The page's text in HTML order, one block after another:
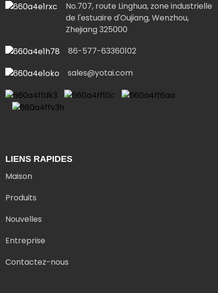
No.707, route Linghua, zone industrielle
de l'estuaire d'Oujiang, Wenzhou,
Zhejiang 325000
86-577-63360102
sales@yotai.com
LIENS RAPIDES
Maison
Produits
Nouvelles
Entreprise
Contactez-nous